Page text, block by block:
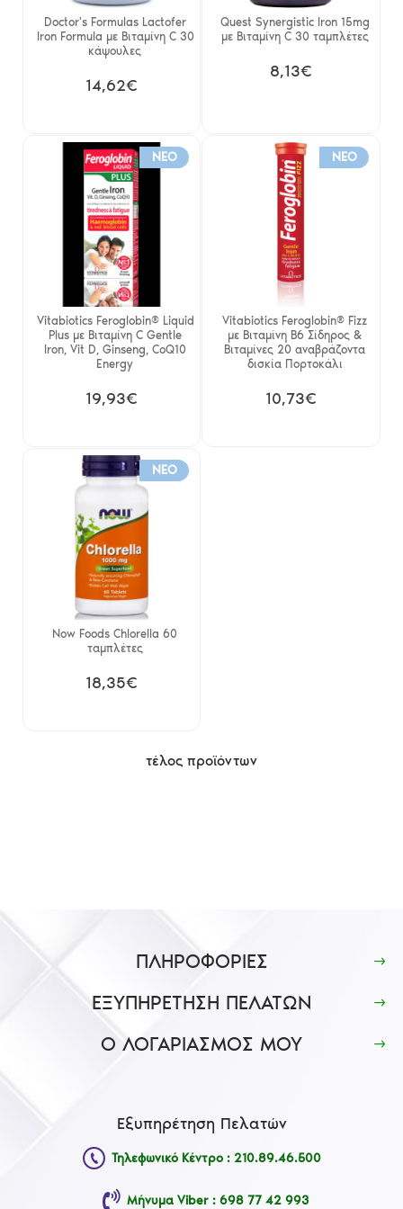
Doctor's Formulas Lactofer
Iron Formula με Βιταμίνη C 30
κάψουλες
14,62€
Quest Synergistic Iron 15mg
με Βιταμίνη C 30 ταμπλέτες
8,13€
NEO
Vitabiotics Feroglobin® Liquid
Plus με Βιταμίνη C Gentle
Iron, Vit D, Ginseng, CoQ10
Energy
19,93€
NEO
Vitabiotics Feroglobin® Fizz
με Βιταμίνη B6 Σίδηρος &
Βιταμίνες 20 αναβράζοντα
δισκία Πορτοκάλι
10,73€
NEO
Now Foods Chlorella 60
ταμπλέτες
18,35€
τέλος προϊόντων
ΠΛΗΡΟΦΟΡΙΕΣ
ΕΞΥΠΗΡΕΤΗΣΗ ΠΕΛΑΤΩΝ
Ο ΛΟΓΑΡΙΑΣΜΟΣ ΜΟΥ
Εξυπηρέτηση Πελατών
Τηλεφωνικό Κέντρο : 210.89.46.500
Μήνυμα Viber : 698 77 42 993